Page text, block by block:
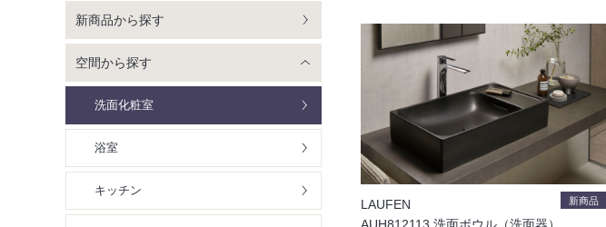
新商品から探す
空間から探す
洗面化粧室
浴室
キッチン
新商品
LAUFEN